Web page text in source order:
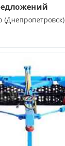
(Днепропетровск)